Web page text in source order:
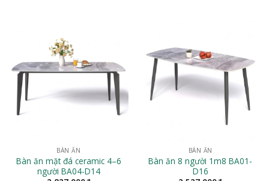
BÀN ĂN
Bàn ăn mặt đá ceramic 4–6
người BA04-D14
BÀN ĂN
Bàn ăn 8 người 1m8 BA01-
D16